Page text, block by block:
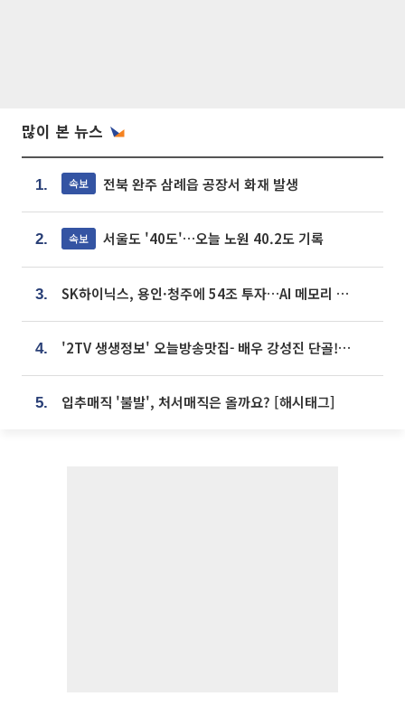
많이 본 뉴스
1. 속보 전북 완주 삼례읍 공장서 화재 발생
2. 속보 서울도 '40도'…오늘 노원 40.2도 기록
3. SK하이닉스, 용인·청주에 54조 투자…AI 메모리 생산기지 키운다
4. '2TV 생생정보' 오늘방송맛집- 배우 강성진 단골! 쌀국수ㆍ푸팟퐁 커리 맛집 '블○○○'
5. 입추매직 '불발', 처서매직은 올까요? [해시태그]